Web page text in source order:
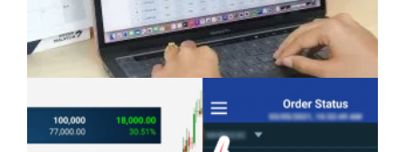
Pelaburan Saham Bukan Untuk Mereka Yang
Suka ‘Stress’